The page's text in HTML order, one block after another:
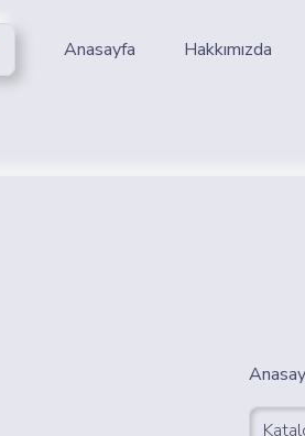
Anasayfa Hakkımızda